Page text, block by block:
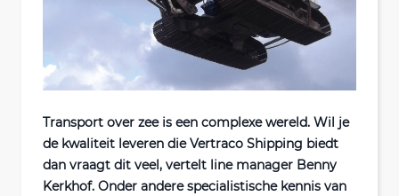
Transport over zee is een complexe wereld. Wil je
de kwaliteit leveren die Vertraco Shipping biedt
dan vraagt dit veel, vertelt line manager Benny
Kerkhof. Onder andere specialistische kennis van